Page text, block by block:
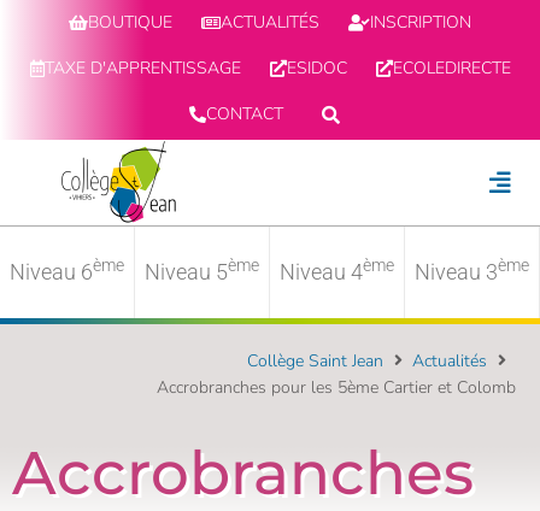
BOUTIQUE ACTUALITÉS
INSCRIPTION
TAXE D'APPRENTISSAGE
ESIDOC
ECOLEDIRECTE
CONTACT
Niveau 6ème Niveau 5ème Niveau 4ème Niveau 3ème
Collège Saint Jean
Actualités
Accrobranches pour les 5ème Cartier et Colomb
Accrobranches